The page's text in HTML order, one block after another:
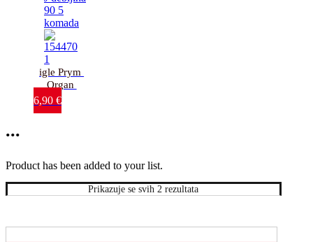
igle Prym
Organ
JEANS
komada
6,90 €
...
Product has been added to your list.
Prikazuje se svih 2 rezultata